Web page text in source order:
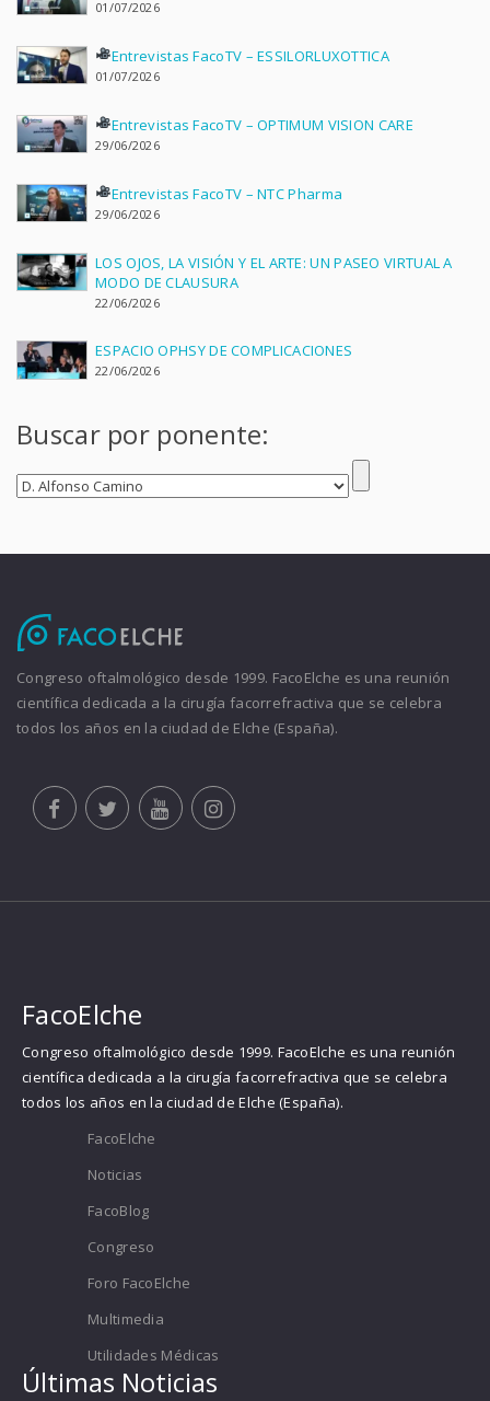
01/07/2026
Entrevistas FacoTV – ESSILORLUXOTTICA
01/07/2026
Entrevistas FacoTV – OPTIMUM VISION CARE
29/06/2026
Entrevistas FacoTV – NTC Pharma
29/06/2026
LOS OJOS, LA VISIÓN Y EL ARTE: UN PASEO VIRTUAL A
MODO DE CLAUSURA
22/06/2026
ESPACIO OPHSY DE COMPLICACIONES
22/06/2026
Buscar por ponente:
Congreso oftalmológico desde 1999. FacoElche es una reunión
científica dedicada a la cirugía facorrefractiva que se celebra
todos los años en la ciudad de Elche (España).
FacoElche
Congreso oftalmológico desde 1999. FacoElche es una reunión
científica dedicada a la cirugía facorrefractiva que se celebra
todos los años en la ciudad de Elche (España).
FacoElche
Noticias
FacoBlog
Congreso
Foro FacoElche
Multimedia
Utilidades Médicas
Últimas Noticias